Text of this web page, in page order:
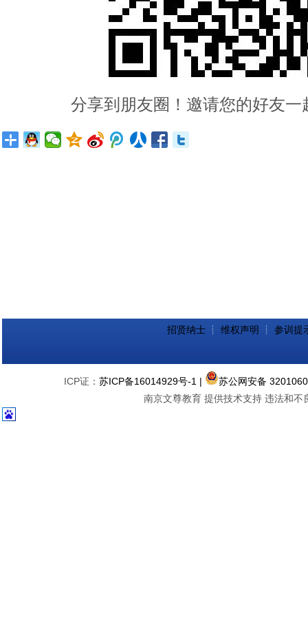
分享到朋友圈！邀请您的好友一
招贤纳士 ┊ 维权声明 ┊ 参训提
ICP证： 苏ICP备16014929号-1 |
苏公网安备
南京文尊教育 提供技术支持 违法和